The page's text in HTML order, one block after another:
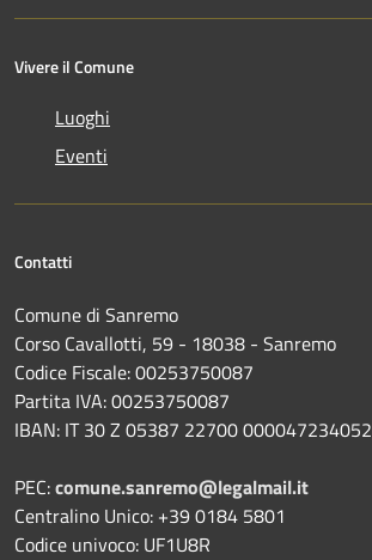
Vivere il Comune
Luoghi
Eventi
Contatti
Comune di Sanremo
Corso Cavallotti, 59 - 18038 - Sanremo
Codice Fiscale: 00253750087
Partita IVA: 00253750087
IBAN: IT 30 Z 05387 22700 000047234052
PEC:comune.sanremo@legalmail.it
Centralino Unico: +39 0184 5801
Codice univoco: UF1U8R